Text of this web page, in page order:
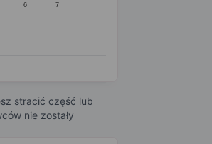
6 7
stracić część lub
nie zostały